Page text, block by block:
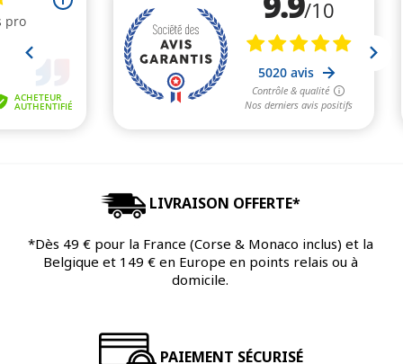
LIVRAISON OFFERTE*
*Dès 49 € pour la France (Corse & Monaco inclus) et la
Belgique et 149 € en Europe en points relais ou à
domicile.
PAIEMENT SÉCURISÉ